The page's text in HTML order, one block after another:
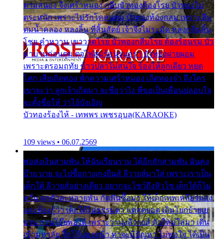
ตามสนอง จึงเศร้าหมอง กลีบบัวทองต้องโรย บัวทองไม่
ตระหนัก เพราะไม่รักโคลนตม บัวทองท้องกลม เพราะลืม
ตมน้ำคลอง หลงลิ้น ที่สิ้นสัตย์ เจ้าจึงไม่ระมัด หลงกลิ่นลิ้น
โชย คำหวาน เขาวาดโรย บัวทองกลีบโรย ต้องร้อนรุม บัว
มาบานก่อนตูม ดุจไฟสุมร้อนรุมอุรา บัวทองผ่ายผอม
เพราะตรอมฤทัย ข้าวปลาไม่สนใจ ร้องไห้ลูกเดียว หยุด
โศก เสียเถิดทอง พักความเศร้าหมอง เถิดทองจ๋า ถึงใคร
เขาจะว่า ลูกเจ้าเกิดมา จะชื่อว่าไง พี่ขอเป็นเพื่อนปลอบใจ
จะตั้งชื่อให้ ว่าไอ้บังเอิญ
บัวทองร้องไห้ - เทพพร เพชรอุบล(KARAOKE)
109 views • 06.07.2569
พ่อส่งเงินสามพัน ให้ฉันเรียนราม ได้อีกสักสามพัน ฉันคง
บ๊าย บาย จะไปซื้อกางเกงยีนส์ ลีวายส์มาใส่ เพราะเราเป็น
เด็กใต้ ลีวายส์อย่างเดียว อยากจะโชว์ถึงหิวโซ เด็กใต้ก็ไม่
หวั่น ตกตัวละหลายพัน กัดฟันซื้อมา ให้เด็กเทพเหลียวมอง
และต้องรู้ว่า เด็กใต้ไม่ธรรมดา แต่สุดยอด เดินโยกย้ายเย
ยวน กวนโอ๊ยพอได้ เพราะว่านุ่งลีวายส์ ตัวใหม่ใส่มา เดิน
เข้ามหาลัย จิ๊กโก๊มองหน้า ท่าจะมีปัญหา ไม่พอใจ ได้เป็น